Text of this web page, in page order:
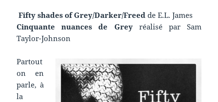
Fifty shades of Grey/Darker/Freed de E.L. James
Cinquante nuances de Greyréalisé par Sam
Taylor-Johnson
Partout
on en
parle, à
la